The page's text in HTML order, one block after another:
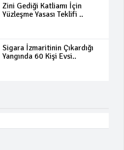
Zini Gediği Katliamı İçin
Yüzleşme Yasası Teklifi ..
Sigara İzmaritinin Çıkardığı
Yangında 60 Kişi Evsi..